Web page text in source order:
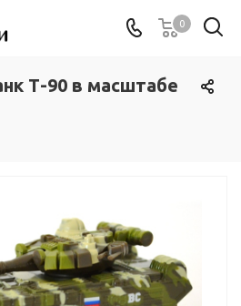
0
Т-90 в масштабе